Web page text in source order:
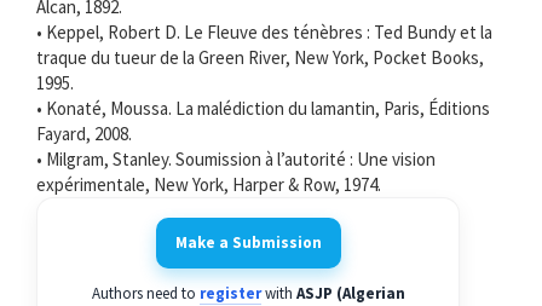
Alcan, 1892.
• Keppel, Robert D. Le Fleuve des ténèbres : Ted Bundy et la
traque du tueur de la Green River, New York, Pocket Books,
1995.
• Konaté, Moussa. La malédiction du lamantin, Paris, Éditions
Fayard, 2008.
• Milgram, Stanley. Soumission à l’autorité : Une vision
expérimentale, New York, Harper & Row, 1974.
Make a Submission
Authors need to registerwith ASJP (Algerian